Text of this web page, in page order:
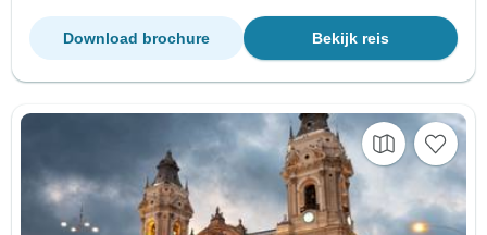
Bekijk reis
Download brochure